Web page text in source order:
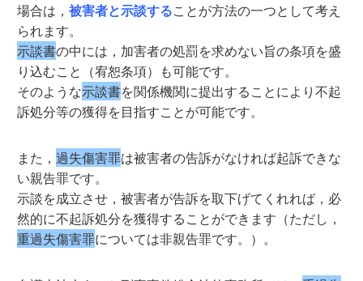
場合は，被害者と示談することが方法の一つとして考え
られます。
示談書の中には，加害者の処罰を求めない旨の条項を盛
り込むこと（宥恕条項）も可能です。
そのような示談書を関係機関に提出することにより不起
訴処分等の獲得を目指すことが可能です。
また，過失傷害罪は被害者の告訴がなければ起訴できな
い親告罪です。
示談を成立させ，被害者が告訴を取下げてくれれば，必
然的に不起訴処分を獲得することができます（ただし，
重過失傷害罪については非親告罪です。）。